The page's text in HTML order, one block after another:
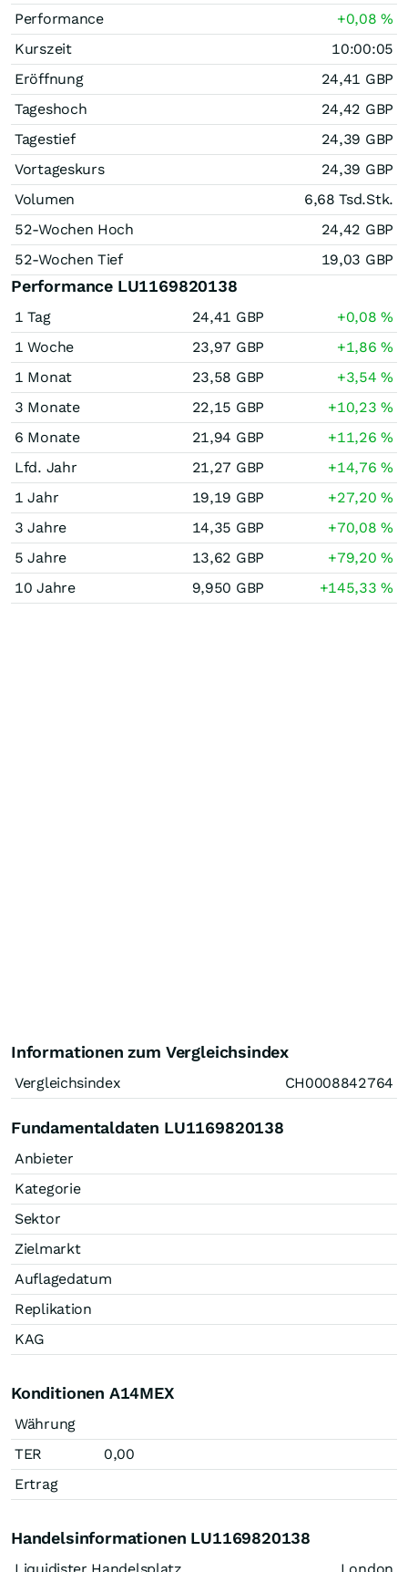
Performance
+0,08%
Kurszeit
10:00:05
Eröffnung
24,41 GBP
Tageshoch
24,42 GBP
Tagestief
24,39 GBP
Vortageskurs
24,39 GBP
Volumen
6,68 Tsd.Stk.
52-Wochen Hoch
24,42 GBP
52-Wochen Tief
19,03 GBP
Performance LU1169820138
1 Tag 24,41 GBP +0,08%
1 Woche
23,97 GBP +1,86%
1 Monat
23,58 GBP +3,54%
3 Monate
22,15 GBP +10,23%
6 Monate
21,94 GBP +11,26%
Lfd. Jahr
21,27 GBP +14,76%
1 Jahr
19,19 GBP +27,20%
3 Jahre
14,35 GBP +70,08%
5 Jahre
13,62 GBP +79,20%
10 Jahre
9,950 GBP +145,33%
Informationen zum Vergleichsindex
Vergleichsindex CH0008842764
Fundamentaldaten LU1169820138
Anbieter
Kategorie
Sektor
Zielmarkt
Auflagedatum
Replikation
KAG
Konditionen A14MEX
Währung
TER
0,00
Ertrag
Handelsinformationen LU1169820138